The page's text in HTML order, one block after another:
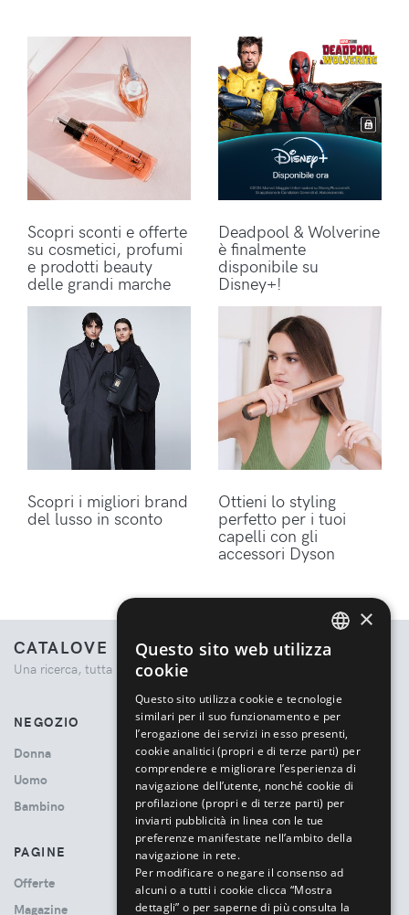
Scopri sconti e offerte
su cosmetici, profumi
e prodotti beauty
delle grandi marche
Deadpool & Wolverine
è finalmente
disponibile su
Disney+!
Scopri i migliori brand
del lusso in sconto
Ottieni lo styling
perfetto per i tuoi
capelli con gli
accessori Dyson
CATALOVE
Una ricerca, tutta la moda.
NEGOZIO
Donna
Uomo
Bambino
PAGINE
Offerte
Magazine
×
Questo sito web utilizza
cookie
Questo sito utilizza cookie e tecnologie
similari per il suo funzionamento e per
l’erogazione dei servizi in esso presenti,
cookie analitici (propri e di terze parti) per
comprendere e migliorare l’esperienza di
navigazione dell’utente, nonché cookie di
profilazione (propri e di terze parti) per
inviarti pubblicità in linea con le tue
preferenze manifestate nell’ambito della
navigazione in rete.
Per modificare o negare il consenso ad
alcuni o a tutti i cookie clicca “Mostra
dettagli” o per saperne di più consulta la